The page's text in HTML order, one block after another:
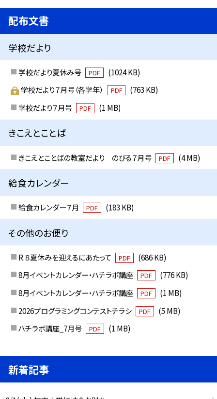
配布文書
学校だより
学校だより夏休み号 PDF
(1024 KB)
学校だより７月号（各学年）
PDF
(763 KB)
学校だより７月号
PDF (1 MB)
きこえとことば
きこえとことばの教室だより のびる７月号 PDF (4 MB)
給食カレンダー
給食カレンダー７月 PDF (183 KB)
その他のお便り
R.８夏休みを迎えるにあたって PDF
(686 KB)
8月イベントカレンダー・ハチラボ講座
PDF
(776 KB)
8月イベントカレンダー・ハチラボ講座
PDF
(1 MB)
2026プログラミングコンテストチラシ
PDF
(5 MB)
ハチラボ講座_7月号
PDF (1 MB)
新着記事